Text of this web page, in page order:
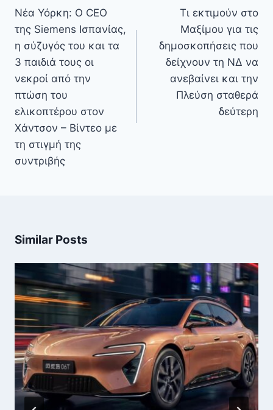
άρθρων
Νέα Υόρκη: Ο CEO
της Siemens Ισπανίας,
η σύζυγός του και τα
3 παιδιά τους οι
νεκροί από την
πτώση του
ελικοπτέρου στον
Χάντσον – Βίντεο με
τη στιγμή της
συντριβής
Τι εκτιμούν στο
Μαξίμου για τις
δημοσκοπήσεις που
δείχνουν τη ΝΔ να
ανεβαίνει και την
Πλεύση σταθερά
δεύτερη
Similar Posts